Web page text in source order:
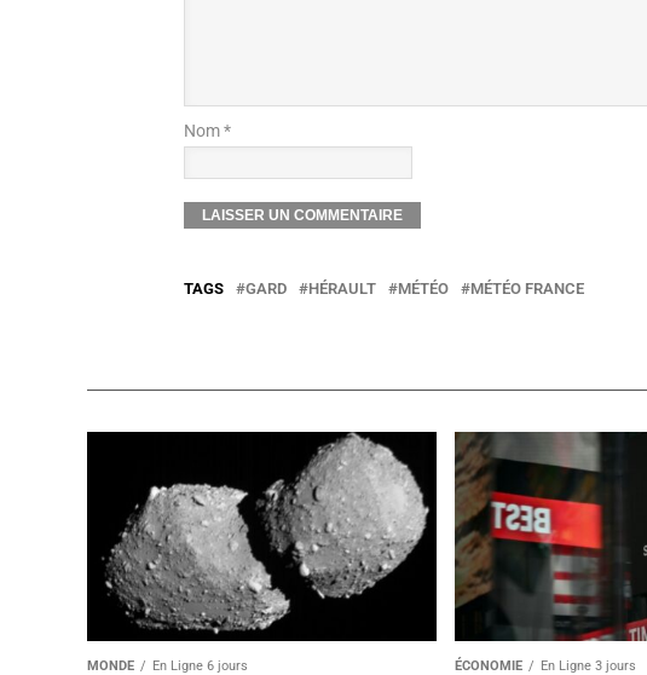
Nom *
TAGS GARD HÉRAULT MÉTÉO MÉTÉO FRANCE
MONDE En Ligne 6 jours ÉCONOMIE En Ligne 3 jours